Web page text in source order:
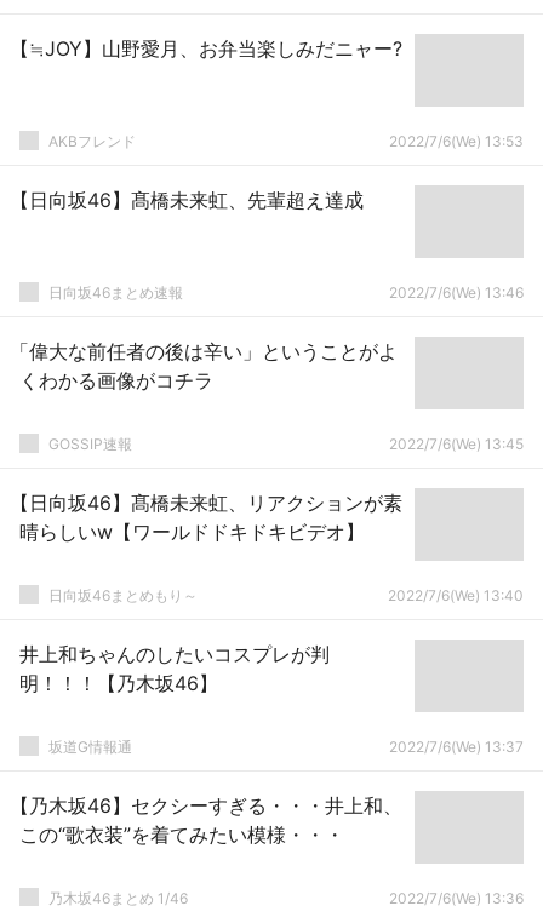
【≒JOY】山野愛月、お弁当楽しみだニャー?
AKBフレンド 2022/7/6(We) 13:53
【日向坂46】髙橋未来虹、先輩超え達成
日向坂46まとめ速報 2022/7/6(We) 13:46
「偉大な前任者の後は辛い」ということがよ
くわかる画像がコチラ
GOSSIP速報 2022/7/6(We) 13:45
【日向坂46】髙橋未来虹、リアクションが素
晴らしいw【ワールドドキドキビデオ】
日向坂46まとめもり～ 2022/7/6(We) 13:40
井上和ちゃんのしたいコスプレが判
明！！！【乃木坂46】
坂道G情報通 2022/7/6(We) 13:37
【乃木坂46】セクシーすぎる・・・井上和、
この“歌衣装”を着てみたい模様・・・
乃木坂46まとめ 1/46 2022/7/6(We) 13:36